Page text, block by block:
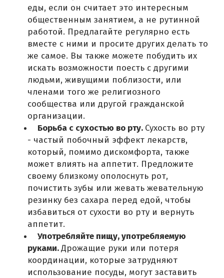
еды, если он считает это интересным
общественным занятием, а не рутинной
работой. Предлагайте регулярно есть
вместе с ними и просите других делать то
же самое. Вы также можете побудить их
искать возможности поесть с другими
людьми, живущими поблизости, или
членами того же религиозного
сообщества или другой гражданской
организации.
Борьба с сухостью во рту. Сухость во рту
- частый побочный эффект лекарств,
который, помимо дискомфорта, также
может влиять на аппетит. Предложите
своему близкому ополоснуть рот,
почистить зубы или жевать жевательную
резинку без сахара перед едой, чтобы
избавиться от сухости во рту и вернуть
аппетит.
Употребляйте пищу, употребляемую
руками.Дрожащие руки или потеря
координации, которые затрудняют
использование посуды, могут заставить